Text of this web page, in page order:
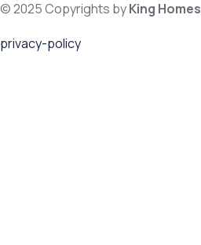
© 2025 Copyrights byKing Homes
privacy-policy